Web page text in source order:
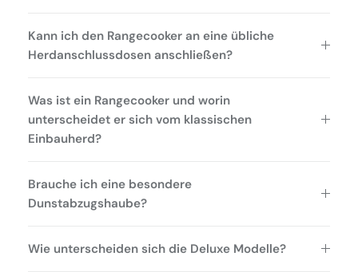
Kann ich den Rangecooker an eine übliche
Herdanschlussdosen anschließen?
Was ist ein Rangecooker und worin
unterscheidet er sich vom klassischen
Einbauherd?
Brauche ich eine besondere
Dunstabzugshaube?
Wie unterscheiden sich die Deluxe Modelle?